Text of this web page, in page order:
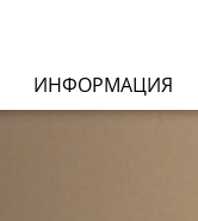
ИНФОРМАЦИЯ